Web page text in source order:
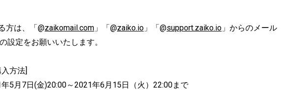
方は、「@zaikomail.com 」「@zaiko.io 」「@support.zaiko.io 」からのメール
設定をお願いいたします。
方法]
5月7日(金)20:00～2021年6月15日（火）22:00まで